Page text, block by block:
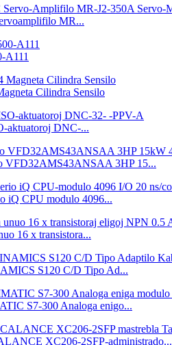
MR...
A111
Cilindra Sensilo
aktuatoroj DNC-...
VFD32AMS43ANSAA 3HP 15...
iQ CPU modulo 4096...
16 x transistora...
S120 C/D Tipo Ad...
S7-300 Analoga enigo...
XC206-2SFP-administrado...